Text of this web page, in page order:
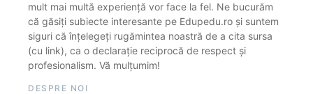
mult mai multă experiență vor face la fel. Ne bucurăm
că găsiți subiecte interesante pe Edupedu.ro și suntem
siguri că înțelegeți rugămintea noastră de a cita sursa
(cu link), ca o declarație reciprocă de respect și
profesionalism. Vă mulțumim!
DESPRE NOI